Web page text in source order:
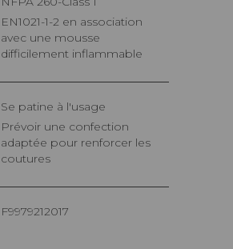
EN1021-1-2 en association
avec une mousse
difficilement inflammable
Se patine à l'usage
Prévoir une confection
adaptée pour renforcer les
coutures
F9979212017